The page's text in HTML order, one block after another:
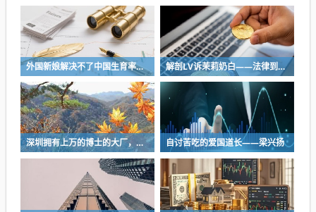
外国新娘解决不了中国生育率的问题 解剖LV诉茉莉奶白——法律到底是什么？
深圳拥有上万的博士的大厂，最经典的表演就是，凌晨两三点给领导自动发邮件 自讨苦吃的爱国道长——梁兴扬